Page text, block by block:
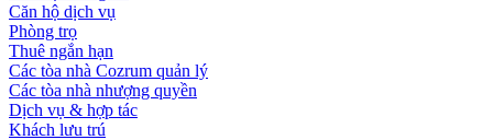
Căn hộ dịch vụ
Phòng trọ
Thuê ngắn hạn
Các tòa nhà Cozrum quản lý
Các tòa nhà nhượng quyền
Dịch vụ & hợp tác
Khách lưu trú